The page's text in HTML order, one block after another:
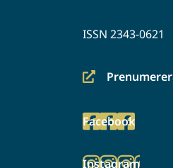
ISSN 2343-0621
(siirryt
palveluun)
Facebook
(siirryt
Instagram